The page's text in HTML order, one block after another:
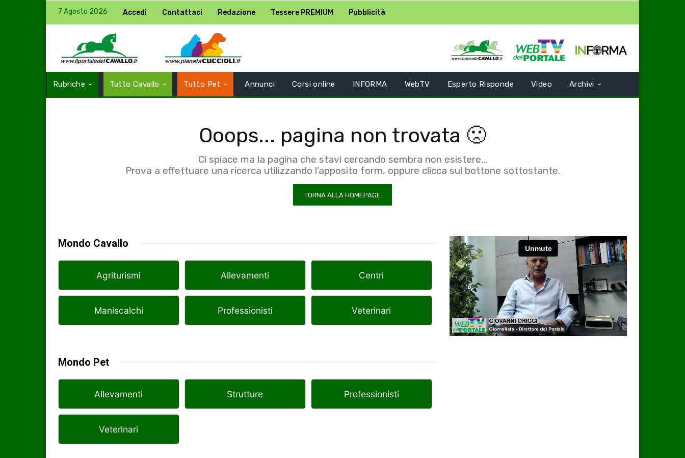
7 Agosto 2026 Accedi Contattaci Redazione Tessere PREMIUM Pubblicità
Rubriche Tutto Cavallo Tutto Pet Annunci Corsi online INFORMA WebTV Esperto Risponde Video Archivi
Ooops... pagina non trovata 🙁
Ci spiace ma la pagina che stavi cercando sembra non esistere...
Prova a effettuare una ricerca utilizzando l'apposito form, oppure clicca sul bottone sottostante.
TORNA ALLA HOMEPAGE
Mondo Cavallo
Agriturismi Allevamenti Centri
Maniscalchi Professionisti Veterinari
Mondo Pet
Allevamenti Strutture Professionisti
Veterinari